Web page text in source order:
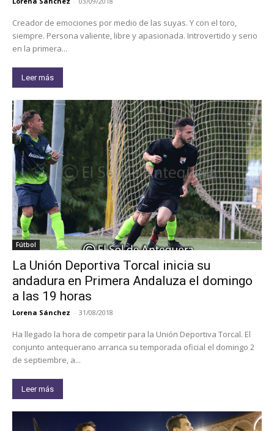
Creador de emociones por medio de las suyas. Y con el toro,
siempre. Persona valiente, libre y apasionada. Introvertido y serio
en la primera...
Leer más
Fútbol
La Unión Deportiva Torcal inicia su
andadura en Primera Andaluza el domingo
a las 19 horas
Lorena Sánchez - 31/08/2018
Ha llegado la hora de competir para la Unión Deportiva Torcal. El
conjunto antequerano arranca su temporada oficial el domingo 2
de septiembre, a...
Leer más